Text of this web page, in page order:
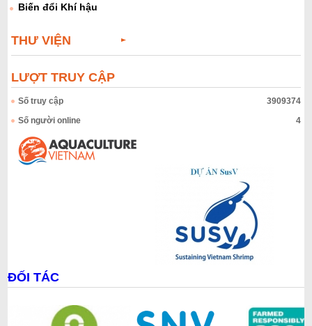
Biến đổi Khí hậu
THƯ VIỆN
LƯỢT TRUY CẬP
Số truy cập
3909374
Số người online
4
ĐỐI TÁC